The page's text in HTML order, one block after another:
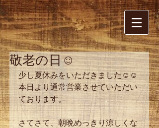
敬老の日☺
少し夏休みをいただきました☺☺
本日より通常営業させていただい
ております。
さてさて、朝晩めっきり涼しくな